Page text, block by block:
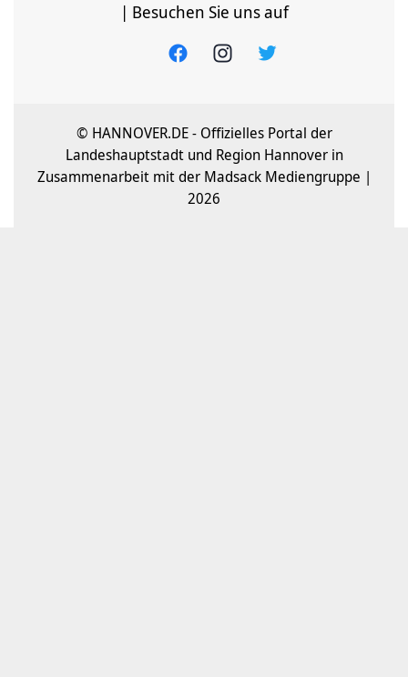
| Besuchen Sie uns auf
© HANNOVER.DE - Offizielles Portal der
Landeshauptstadt und Region Hannover in
Zusammenarbeit mit der Madsack Mediengruppe |
2026